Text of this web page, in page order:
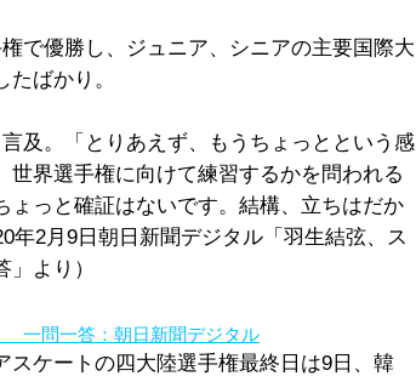
で優勝し、ジュニア、シニアの主要国際大
ばかり。
及。「とりあえず、もうちょっとという感
界選手権に向けて練習するかを問われる
っと確証はないです。結構、立ちはだか
年2月9日朝日新聞デジタル「羽生結弦、ス
より）
一問一答：朝日新聞デジタル
ケートの四大陸選手権最終日は9日、韓